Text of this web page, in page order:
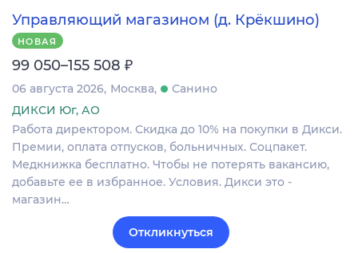
Управляющий магазином (д. Крёкшино)
НОВАЯ
99 050–155 508 ₽
06 августа 2026 Москва
Санино
ДИКСИ Юг, АО
Работа директором. Скидка до 10% на покупки в Дикси.
Премии, оплата отпусков, больничных. Соцпакет.
Медкнижка бесплатно. Чтобы не потерять вакансию,
добавьте ее в избранное. Условия. Дикси это -
магазин…
Откликнуться